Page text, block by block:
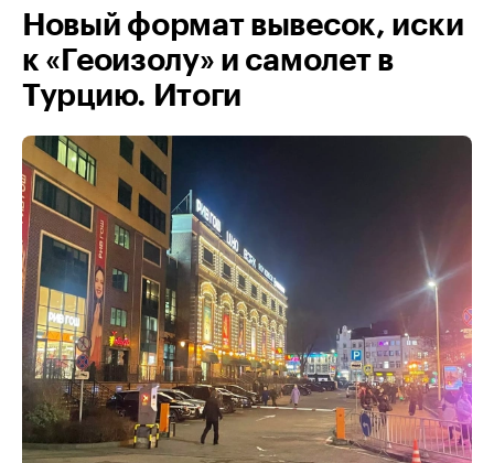
Новый формат вывесок, иски
к «Геоизолу» и самолет в
Турцию. Итоги